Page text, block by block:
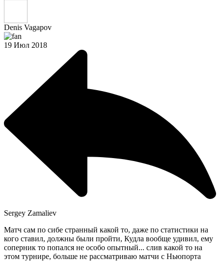
Denis Vagapov
19 Июл 2018
Sergey Zamaliev
Матч сам по сибе странный какой то, даже по статистики на
кого ставил, должны были пройти, Кудла вообще удивил, ему
соперник то попался не особо опытный... слив какой то на
этом турнире, больше не рассматриваю матчи с Ньюпорта